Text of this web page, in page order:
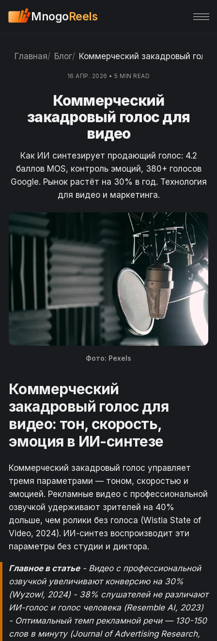
MnogoReels
Главная Блог Коммерческий закадровый
16 АПР. 2026 • 5 MIN READ
Коммерческий
закадровый голос для
видео
Как ИИ синтезирует продающий голос: 4.2
баллов MOS, контроль эмоций, 380+ голосов
Google. Рынок растёт на 30% в год. Технология
для видео и маркетинга.
Фото: Pexels
Коммерческий
закадровый голос для
видео: тон, скорость,
эмоция в ИИ-синтезе
Коммерческий закадровый голос управляет
тремя параметрами — тоном, скоростью и
эмоцией. Рекламные видео с профессиональной
озвучкой удерживают зрителей на 40%
дольше, чем ролики без голоса (Wistia State of
Video, 2024). ИИ-синтез воспроизводит эти
параметры без студии и диктора.
Главное в статье- Видео с профессиональной
озвучкой увеличивают конверсию на 30%
(Wyzowl, 2024) - 38% слушателей не различают
ИИ-голос и голос человека (Resemble AI, 2023)
- Оптимальный темп рекламной речи — 130-150
слов в минуту (Journal of Advertising Research,